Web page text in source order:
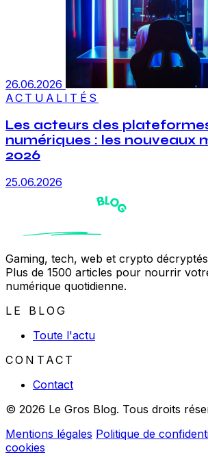
26.06.2026
ACTUALITÉS
Les acteurs des
numériques : les nouveaux
2026
25.06.2026
Gaming, tech, web et crypto
Plus de 1500 articles pour nourrir
numérique quotidienne.
LE BLOG
Toute l'actu
CONTACT
Contact
© 2026 Le Gros Blog. Tous droits
Mentions légales Politique de
cookies